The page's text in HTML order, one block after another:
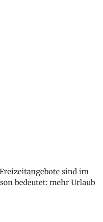
sind im
bedeutet: mehr Urlaub